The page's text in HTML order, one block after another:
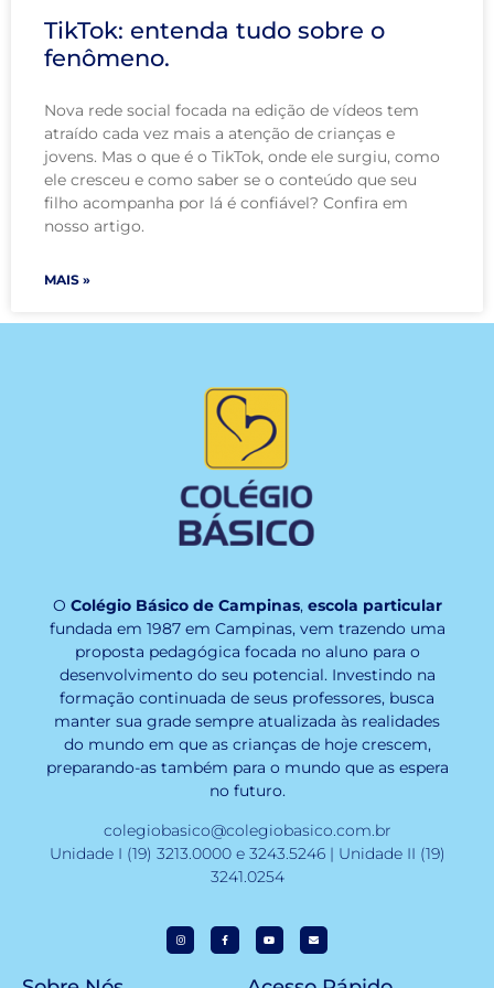
TikTok: entenda tudo sobre o
fenômeno.
Nova rede social focada na edição de vídeos tem
atraído cada vez mais a atenção de crianças e
jovens. Mas o que é o TikTok, onde ele surgiu, como
ele cresceu e como saber se o conteúdo que seu
filho acompanha por lá é confiável? Confira em
nosso artigo.
MAIS »
O Colégio Básico de Campinas, escola particular
fundada em 1987 em Campinas, vem trazendo uma
proposta pedagógica focada no aluno para o
desenvolvimento do seu potencial. Investindo na
formação continuada de seus professores, busca
manter sua grade sempre atualizada às realidades
do mundo em que as crianças de hoje crescem,
preparando-as também para o mundo que as espera
no futuro.
colegiobasico@colegiobasico.com.br
Unidade I (19) 3213.0000 e 3243.5246 | Unidade II (19)
3241.0254